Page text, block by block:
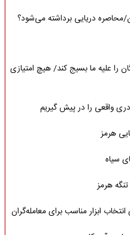
محاصره دریایی برداشته می‌شود؟
را علیه ما بسیج کند/ هیچ امتیازی
واقعی را در پیش گیریم
هرمز
سیاه
تنگه هرمز
ابزار مناسب برای معامله‌گران